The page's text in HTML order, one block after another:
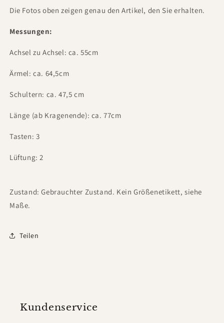
Die Fotos oben zeigen genau den Artikel, den Sie erhalten.
Messungen:
Achsel zu Achsel: ca. 55cm
Ärmel: ca. 64,5cm
Schultern: ca. 47,5 cm
Länge (ab Kragenende): ca. 77cm
Tasten: 3
Lüftung: 2
Zustand: Gebrauchter Zustand. Kein Größenetikett, siehe
Maße.
Teilen
Kundenservice